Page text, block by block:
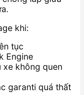
khi:
tục
Engine
xe không quen
garanti quá thất